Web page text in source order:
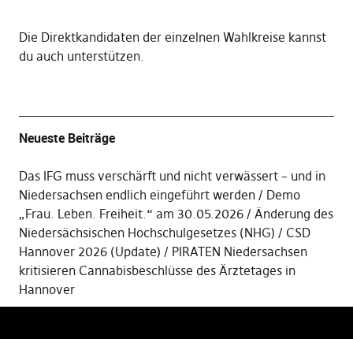
Die Direktkandidaten der einzelnen Wahlkreise kannst
du auch unterstützen.
Neueste Beiträge
Das IFG muss verschärft und nicht verwässert – und in
Niedersachsen endlich eingeführt werden
Demo
„Frau. Leben. Freiheit.“ am 30.05.2026
Änderung des
Niedersächsischen Hochschulgesetzes (NHG)
CSD
Hannover 2026 (Update)
PIRATEN Niedersachsen
kritisieren Cannabisbeschlüsse des Ärztetages in
Hannover